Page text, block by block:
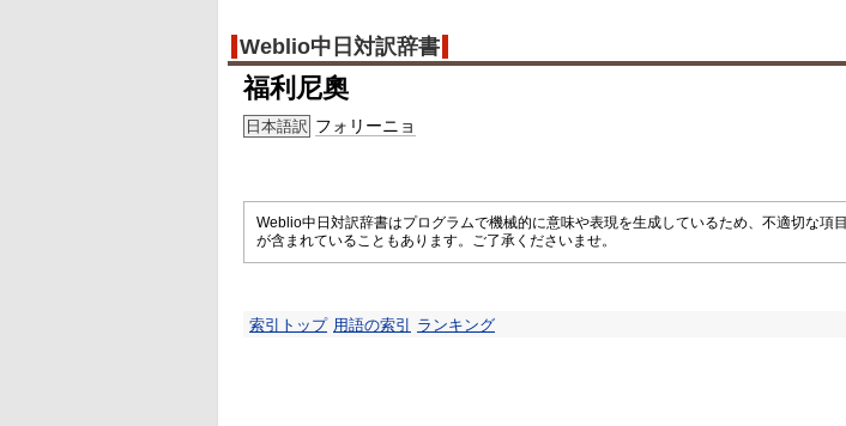
Weblio中日対訳辞書
福利尼奧
日本語訳 フォリーニョ
Weblio中日対訳辞書はプログラムで機械的に意味や表現を生成しているため、不適切な項目
が含まれていることもあります。ご了承くださいませ。
索引トップ 用語の索引 ランキング